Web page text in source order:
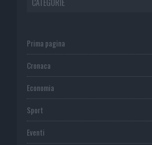
CATEGORIE
Prima pagina
Cronaca
Economia
Sport
Eventi